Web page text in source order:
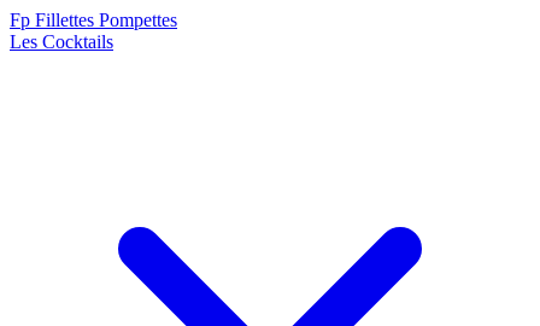
Fp Fillettes Pompettes
Les Cocktails